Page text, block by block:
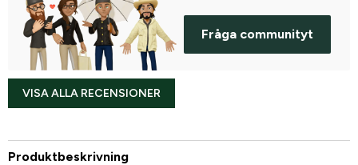
Fråga communityt
VISA ALLA RECENSIONER
Produktbeskrivning